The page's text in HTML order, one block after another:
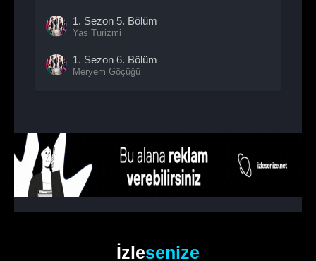
1. Sezon 5. Bölüm
Yas Turizmi
1. Sezon 6. Bölüm
Meryem Göçüğü
1. Sezon8. Bölüm
Avucumuzdaki Sırlar
1. Sezon 9. Bölüm
Yarım Kalan Veda
1. Sezon10. Bölüm
11. Bölüm
İzlesenize